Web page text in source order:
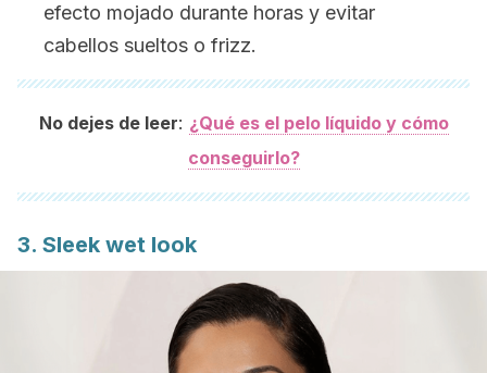
efecto mojado durante horas y evitar
cabellos sueltos o frizz.
No dejes de leer: ¿Qué es el pelo líquido y cómo
conseguirlo?
3. Sleek wet look